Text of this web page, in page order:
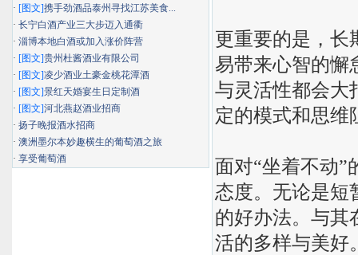
更重要的是，长
易带来心智的懈
与灵活性都会大
定的模式和思维
面对“坐着不动”
态度。无论是短
的好办法。与其
活的多样与美好
· [图文]携手劲酒品泰州寻找江苏美食...
· 长宁白酒产业三大步迈入通衢
· 淄博本地白酒或加入涨价阵营
· [图文]贵州杜酱酒业有限公司
· [图文]凌少酒业土豪金桃花潭酒
· [图文]景红天婚宴生日定制酒
· [图文]河北燕赵酒业招商
· 扬子晚报酒水招商
· 澳洲墨尔本妙趣横生的葡萄酒之旅
· 享受葡萄酒